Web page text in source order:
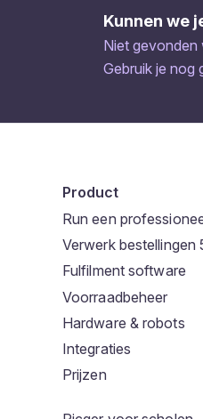
Kunnen we
Niet gevonden
Gebruik je nog
Product
Run een
Verwerk bestellingen
Fulfilment software
Voorraadbeheer
Hardware & robots
Integraties
Prijzen